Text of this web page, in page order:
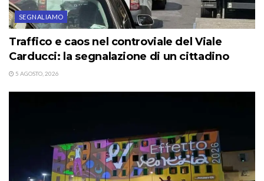
SEGNALIAMO
Traffico e caos nel controviale del Viale
Carducci: la segnalazione di un cittadino
5 AGOSTO, 2026